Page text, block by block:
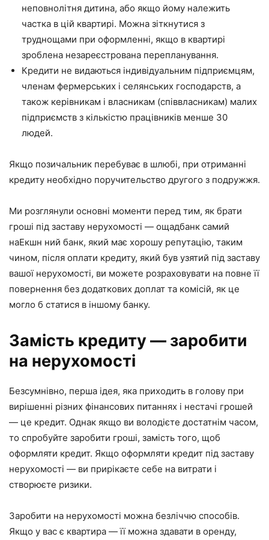
неповнолітня дитина, або якщо йому належить
частка в цій квартирі. Можна зіткнутися з
труднощами при оформленні, якщо в квартирі
зроблена незареєстрована перепланування.
Кредити не видаються індивідуальним підприємцям,
членам фермерських і селянських господарств, а
також керівникам і власникам (співвласникам) малих
підприємств з кількістю працівників менше 30
людей.
Якщо позичальник перебуває в шлюбі, при отриманні
кредиту необхідно поручительство другого з подружжя.
Ми розглянули основні моменти перед тим, як брати
гроші під заставу нерухомості — ощадбанк самий
наЕкшн ний банк, який має хорошу репутацію, таким
чином, після оплати кредиту, який був узятий під заставу
вашої нерухомості, ви можете розраховувати на повне її
повернення без додаткових доплат та комісій, як це
могло б статися в іншому банку.
Замість кредиту — заробити
на нерухомості
Безсумнівно, перша ідея, яка приходить в голову при
вирішенні різних фінансових питаннях і нестачі грошей
— це кредит. Однак якщо ви володієте достатнім часом,
то спробуйте заробити гроші, замість того, щоб
оформляти кредит. Якщо оформляти кредит під заставу
нерухомості — ви прирікаєте себе на витрати і
створюєте ризики.
Заробити на нерухомості можна безліччю способів.
Якщо у вас є квартира — її можна здавати в оренду,